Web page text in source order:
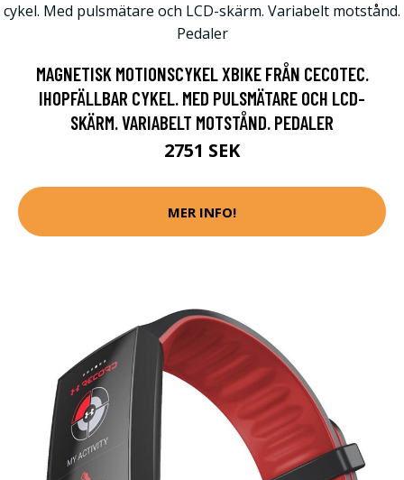
MAGNETISK MOTIONSCYKEL XBIKE FRÅN CECOTEC.
IHOPFÄLLBAR CYKEL. MED PULSMÄTARE OCH LCD-
SKÄRM. VARIABELT MOTSTÅND. PEDALER
2751 SEK
MER INFO!